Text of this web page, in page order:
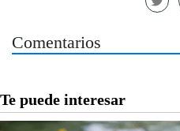
Comentarios